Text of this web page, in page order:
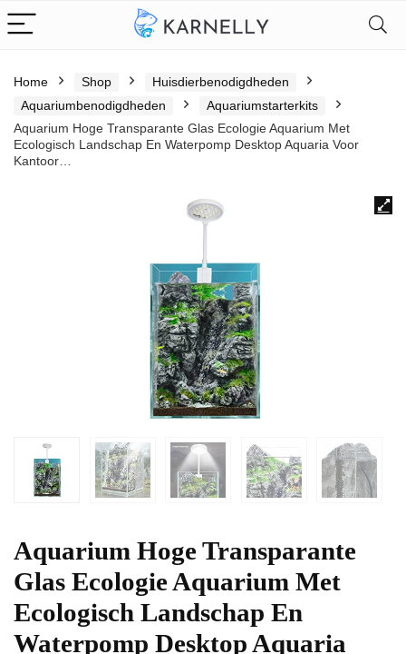
Home Shop
Huisdierbenodigdheden
Aquariumbenodigdheden
Aquariumstarterkits
Aquarium Hoge Transparante Glas Ecologie Aquarium Met
Ecologisch Landschap En Waterpomp Desktop Aquaria Voor
Kantoor…
Aquarium Hoge Transparante
Glas Ecologie Aquarium Met
Ecologisch Landschap En
Waterpomp Desktop Aquaria